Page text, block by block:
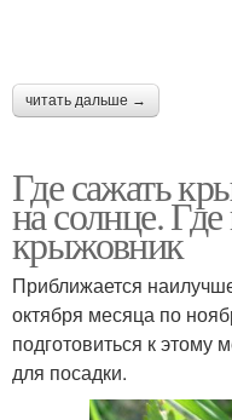
читать дальше →
Где сажать
на солнце.
крыжовник
Приближается
октября месяца по
подготовиться к этому
для посадки.